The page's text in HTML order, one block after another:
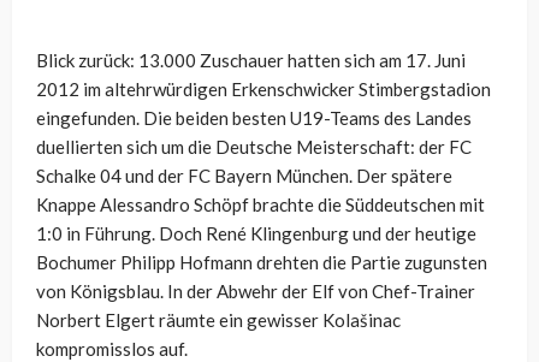
Blick zurück: 13.000 Zuschauer hatten sich am 17. Juni
2012 im altehrwürdigen ErkenschwickerStimbergstadion
eingefunden. Die beiden besten U19-Teams des Landes
duellierten sich um die Deutsche Meisterschaft: der FC
Schalke 04 und der FC Bayern München. Der spätere
Knappe Alessandro Schöpf brachte die Süddeutschen mit
1:0 in Führung. Doch René Klingenburg und der heutige
Bochumer Philipp Hofmann drehten die Partie zugunsten
von Königsblau. In der Abwehr der Elf von Chef-Trainer
Norbert Elgert räumte ein gewisser Kolašinac
kompromisslos auf.